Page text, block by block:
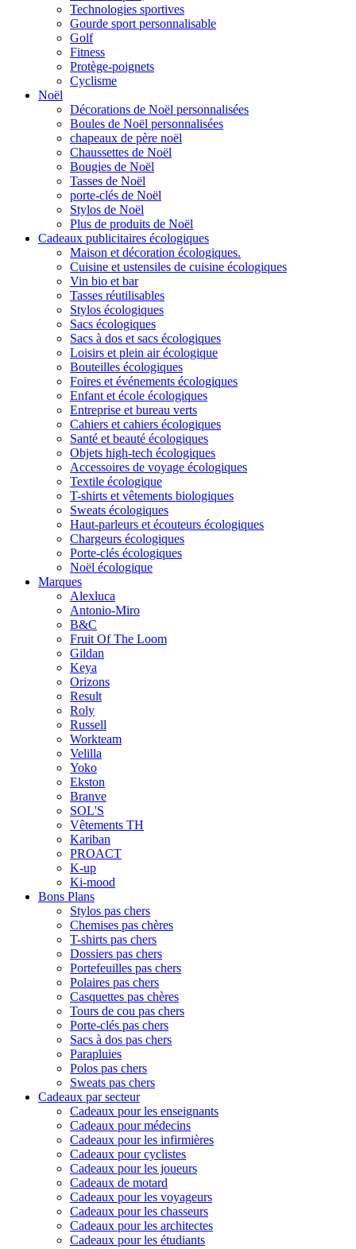
Technologies sportives
Gourde sport personnalisable
Golf
Fitness
Protège-poignets
Cyclisme
Noël
Décorations de Noël personnalisées
Boules de Noël personnalisées
chapeaux de père noël
Chaussettes de Noël
Bougies de Noël
Tasses de Noël
porte-clés de Noël
Stylos de Noël
Plus de produits de Noël
Cadeaux publicitaires écologiques
Maison et décoration écologiques.
Cuisine et ustensiles de cuisine écologiques
Vin bio et bar
Tasses réutilisables
Stylos écologiques
Sacs écologiques
Sacs à dos et sacs écologiques
Loisirs et plein air écologique
Bouteilles écologiques
Foires et événements écologiques
Enfant et école écologiques
Entreprise et bureau verts
Cahiers et cahiers écologiques
Santé et beauté écologiques
Objets high-tech écologiques
Accessoires de voyage écologiques
Textile écologique
T-shirts et vêtements biologiques
Sweats écologiques
Haut-parleurs et écouteurs écologiques
Chargeurs écologiques
Porte-clés écologiques
Noël écologique
Marques
Alexluca
Antonio-Miro
B&C
Fruit Of The Loom
Gildan
Keya
Orizons
Result
Roly
Russell
Workteam
Velilla
Yoko
Ekston
Branve
SOL'S
Vêtements TH
Kariban
PROACT
K-up
Ki-mood
Bons Plans
Stylos pas chers
Chemises pas chères
T-shirts pas chers
Dossiers pas chers
Portefeuilles pas chers
Polaires pas chers
Casquettes pas chères
Tours de cou pas chers
Porte-clés pas chers
Sacs à dos pas chers
Parapluies
Polos pas chers
Sweats pas chers
Cadeaux par secteur
Cadeaux pour les enseignants
Cadeaux pour médecins
Cadeaux pour les infirmières
Cadeaux pour cyclistes
Cadeaux pour les joueurs
Cadeaux de motard
Cadeaux pour les voyageurs
Cadeaux pour les chasseurs
Cadeaux pour les architectes
Cadeaux pour les étudiants